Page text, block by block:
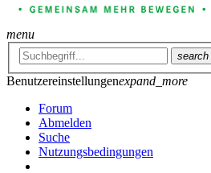
menu
search
Benutzereinstellungenexpand_more
Forum
Abmelden
Suche
Nutzungsbedingungen